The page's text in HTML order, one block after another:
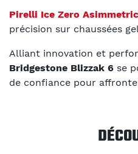
Pirelli Ice Zero
précision sur chaussées
Alliant innovation et
Bridgestone Blizzak 6 se
de confiance pour